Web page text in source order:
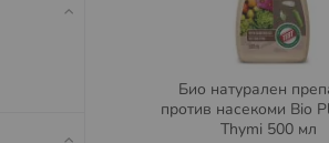
Био натурален
против насекоми Bio
Thymi 500 мл